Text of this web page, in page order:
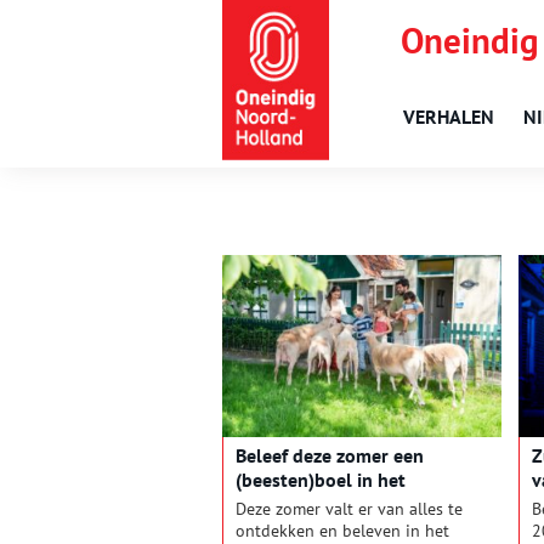
VERHALEN
Beleef deze zomer een
(beesten)boel in het
Zuiderzeemuseum
Deze zomer valt er van alles te
ontdekken en beleven in het